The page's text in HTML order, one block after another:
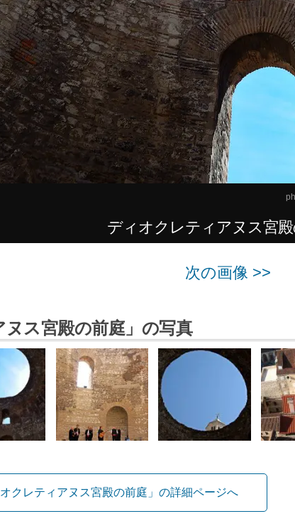
ディオクレティアヌス宮
次の画像 >>
ヌス宮殿の前庭」の写真
オクレティアヌス宮殿の前庭」の詳細ページへ